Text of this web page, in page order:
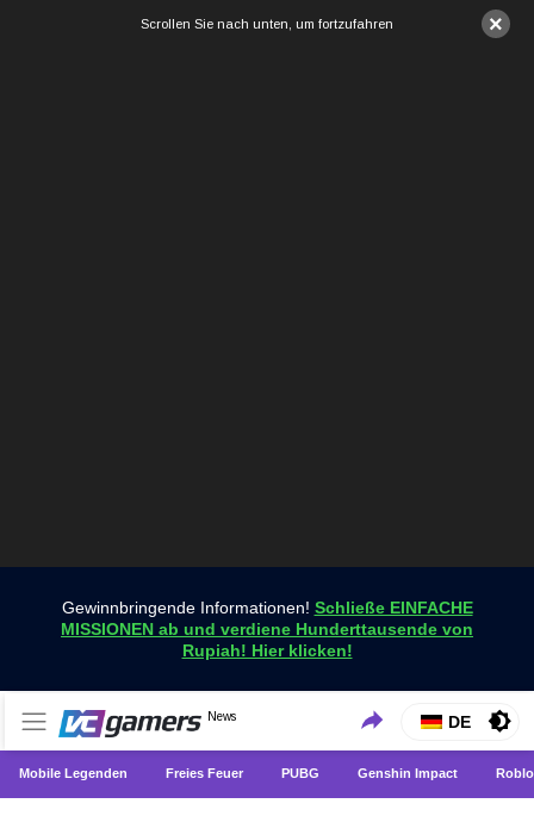
×
Scrollen Sie nach unten, um fortzufahren
Gewinnbringende Informationen! Schließe EINFACHE
MISSIONEN ab und verdiene Hunderttausende von
Rupiah! Hier klicken!
VCGamers-Neuigkeiten
News
Holen Sie sich die neuesten Spielnachrichten nur bei
VCGamers
DE
Mobile Legenden Freies Feuer PUBG Genshin Impact